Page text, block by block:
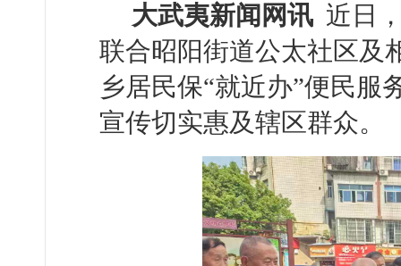
大武夷新闻网讯 近日
联合昭阳街道公太社区及
乡居民保“就近办”便民服
宣传切实惠及辖区群众。